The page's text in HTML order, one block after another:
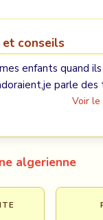
conseils
enfants quand
parle
Voir le
algerienne